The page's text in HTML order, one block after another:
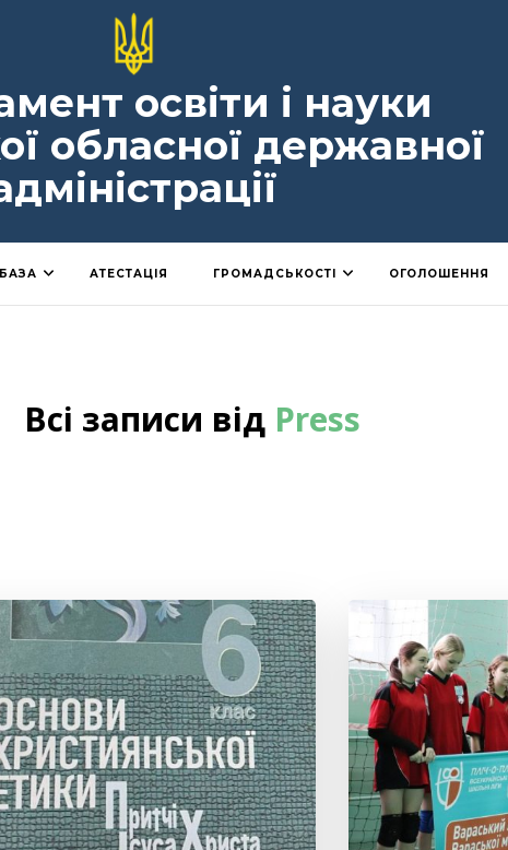
освіти і науки
обласної державної
АТЕСТАЦІЯ ГРОМАДСЬКОСТІ ОГОЛОШЕННЯ
Всі записи від Press